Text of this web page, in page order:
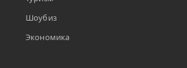
Шоубиз
Экономика